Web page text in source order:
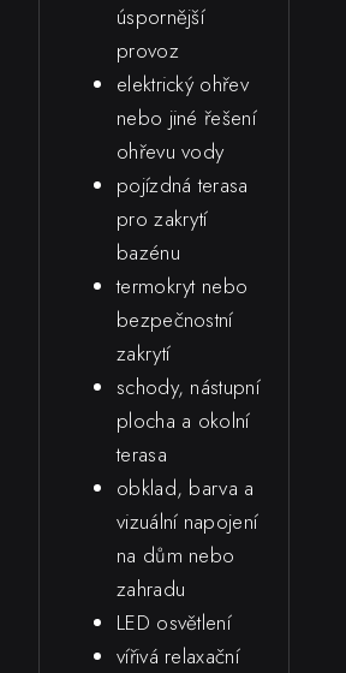
úspornější
provoz
elektrický ohřev
nebo jiné řešení
ohřevu vody
pojízdná terasa
pro zakrytí
bazénu
termokryt nebo
bezpečnostní
zakrytí
schody, nástupní
plocha a okolní
terasa
obklad, barva a
vizuální napojení
na dům nebo
zahradu
LED osvětlení
vířivá relaxační